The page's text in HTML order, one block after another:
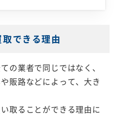
できる理由
の業者で同じではなく、
販路などによって、大き
取ることができる理由に